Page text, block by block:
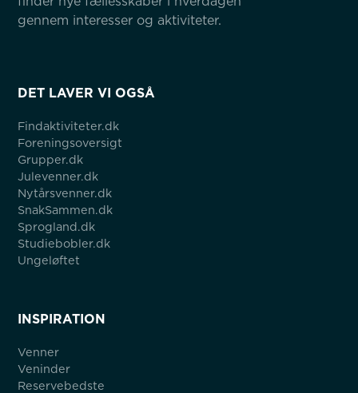
gennem interesser og aktiviteter.
DET LAVER VI OGSÅ
Findaktiviteter.dk
Foreningsoversigt
Grupper.dk
Julevenner.dk
Nytårsvenner.dk
SnakSammen.dk
Sprogland.dk
Studiebobler.dk
Ungeløftet
INSPIRATION
Venner
Veninder
Reservebedste